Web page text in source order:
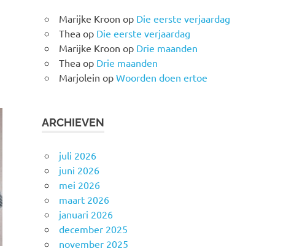
Marijke Kroon op Die eerste verjaardag
Thea op Die eerste verjaardag
Marijke Kroon op Drie maanden
Thea op Drie maanden
Marjolein op Woorden doen ertoe
ARCHIEVEN
juli 2026
juni 2026
mei 2026
maart 2026
januari 2026
december 2025
november 2025